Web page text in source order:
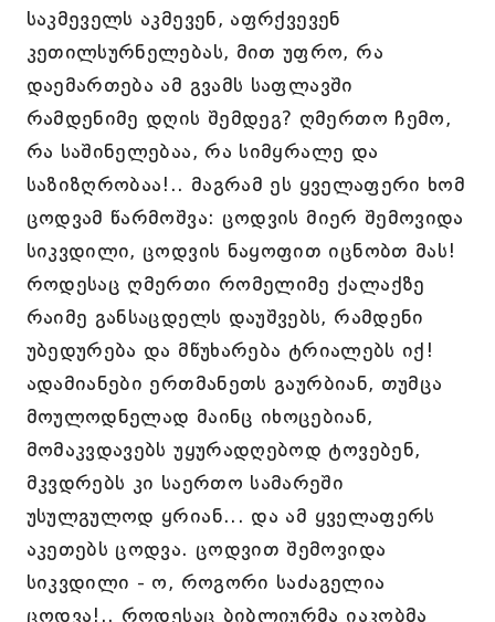
საკმეველს აკმევენ, აფრქვევენ
კეთილსურნელებას, მით უფრო, რა
დაემართება ამ გვამს საფლავში
რამდენიმე დღის შემდეგ? ღმერთო ჩემო,
რა საშინელებაა, რა სიმყრალე და
საზიზღრობაა!.. მაგრამ ეს ყველაფერი ხომ
ცოდვამ წარმოშვა: ცოდვის მიერ შემოვიდა
სიკვდილი, ცოდვის ნაყოფით იცნობთ მას!
როდესაც ღმერთი რომელიმე ქალაქზე
რაიმე განსაცდელს დაუშვებს, რამდენი
უბედურება და მწუხარება ტრიალებს იქ!
ადამიანები ერთმანეთს გაურბიან, თუმცა
მოულოდნელად მაინც იხოცებიან,
მომაკვდავებს უყურადღებოდ ტოვებენ,
მკვდრებს კი საერთო სამარეში
უსულგულოდ ყრიან... და ამ ყველაფერს
აკეთებს ცოდვა. ცოდვით შემოვიდა
სიკვდილი - ო, როგორი საძაგელია
ცოდვა!.. როდესაც ბიბლიურმა იაკობმა